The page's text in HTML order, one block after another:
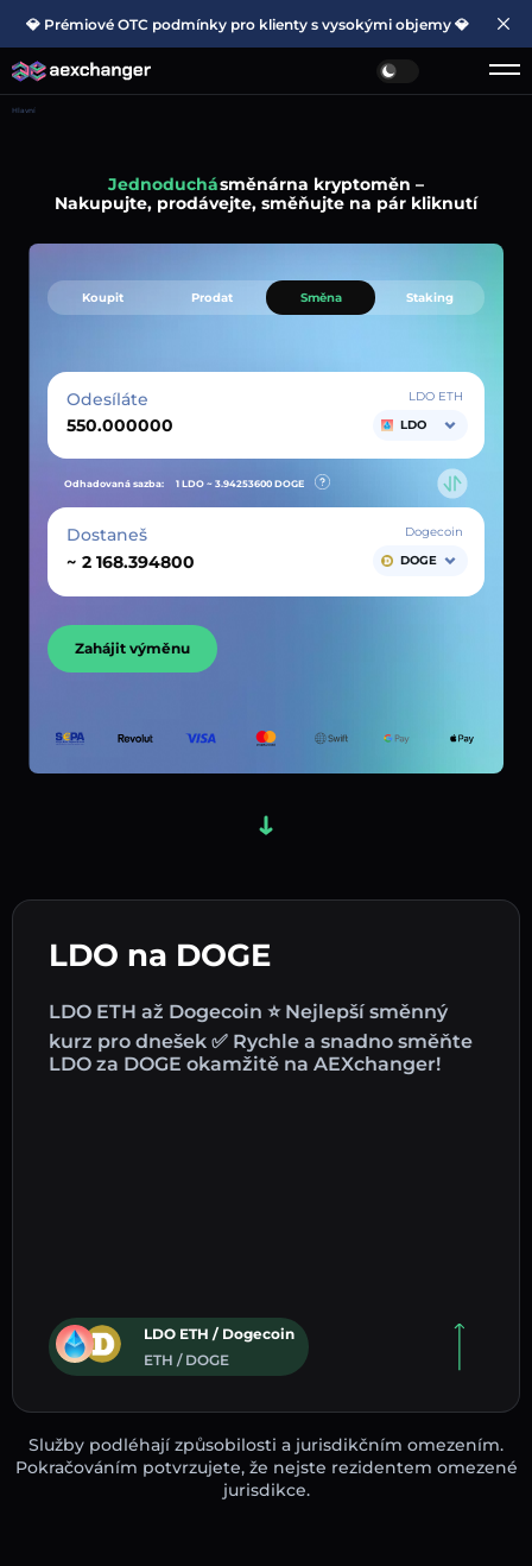
💎 Prémiové OTC podmínky pro klienty s vysokými objemy 💎
Hlavní
Jednoduchásměnárna kryptoměn –
Nakupujte, prodávejte, směňujte na pár kliknutí
LDO na DOGE
LDO ETH až Dogecoin ⭐ Nejlepší směnný
kurz pro dnešek ✅ Rychle a snadno směňte
LDO za DOGE okamžitě na AEXchanger!
LDO ETH / Dogecoin
ETH / DOGE
Koupit Prodat Směna Staking
Odesíláte
LDO ETH
LDO
Odhadovaná sazba: 1 LDO ~ 3.94253600 DOGE
Dostaneš
~
Dogecoin
DOGE
Zahájit výměnu
Služby podléhají způsobilosti a jurisdikčním omezením.
Pokračováním potvrzujete, že nejste rezidentem omezené
jurisdikce.